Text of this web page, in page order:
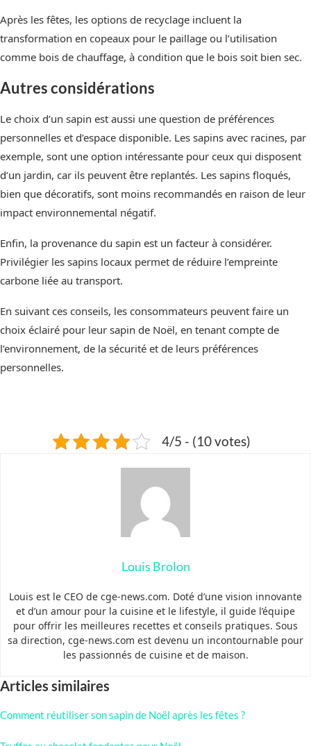
Après les fêtes, les options de recyclage incluent la
transformation en copeaux pour le paillage ou l’utilisation
comme bois de chauffage, à condition que le bois soit bien sec.
Autres considérations
Le choix d’un sapin est aussi une question de préférences
personnelles et d’espace disponible. Les sapins avec racines, par
exemple, sont une option intéressante pour ceux qui disposent
d’un jardin, car ils peuvent être replantés. Les sapins floqués,
bien que décoratifs, sont moins recommandés en raison de leur
impact environnemental négatif.
Enfin, la provenance du sapin est un facteur à considérer.
Privilégier les sapins locaux permet de réduire l’empreinte
carbone liée au transport.
En suivant ces conseils, les consommateurs peuvent faire un
choix éclairé pour leur sapin de Noël, en tenant compte de
l’environnement, de la sécurité et de leurs préférences
personnelles.
4/5 - (10 votes)
Louis Brolon
Louis est le CEO de cge-news.com. Doté d’une vision innovante
et d’un amour pour la cuisine et le lifestyle, il guide l’équipe
pour offrir les meilleures recettes et conseils pratiques. Sous
sa direction, cge-news.com est devenu un incontournable pour
les passionnés de cuisine et de maison.
Articles similaires
Comment réutiliser son sapin de Noël après les fêtes ?